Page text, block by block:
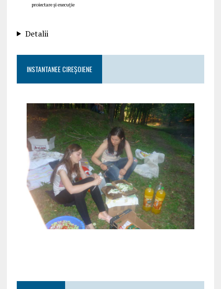
proiectare și execuție
Detalii
INSTANTANEE CIREȘOIENE